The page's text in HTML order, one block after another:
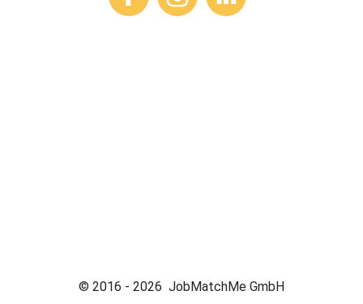
© 2016 - 2026 JobMatchMe GmbH